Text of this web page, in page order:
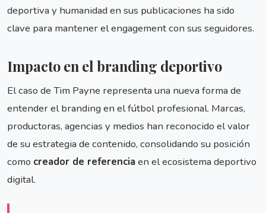
deportiva y humanidad en sus publicaciones ha sido
clave para mantener el engagement con sus seguidores.
Impacto en el branding deportivo
El caso de Tim Payne representa una nueva forma de
entender el branding en el fútbol profesional. Marcas,
productoras, agencias y medios han reconocido el valor
de su estrategia de contenido, consolidando su posición
como creador de referencia en el ecosistema deportivo
digital.